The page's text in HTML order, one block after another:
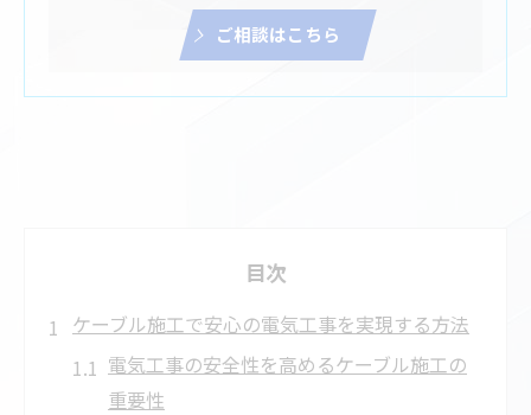
ご相談はこちら
目次
ケーブル施工で安心の電気工事を実現する方法
電気工事の安全性を高めるケーブル施工の
重要性